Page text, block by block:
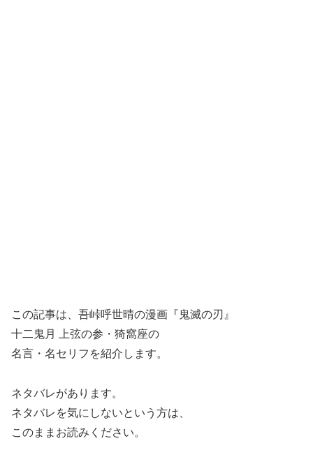
この記事は、吾峠呼世晴の漫画『鬼滅の刃』
十二鬼月 上弦の参・猗窩座の
名言・名セリフを紹介します。
ネタバレがあります。
ネタバレを気にしないという方は、
このままお読みください。